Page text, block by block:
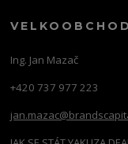
VELKOOBCHOD
Ing. Jan Mazač
+420 737 977 223